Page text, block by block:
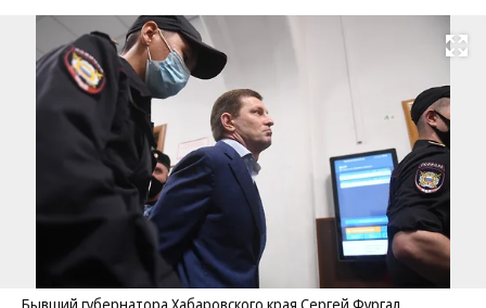
Развернуть